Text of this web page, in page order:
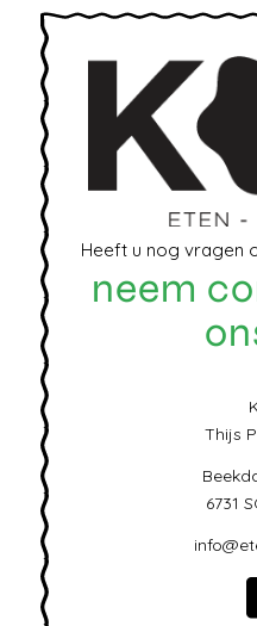
Heeft u nog vragen
neem
Thijs
6731